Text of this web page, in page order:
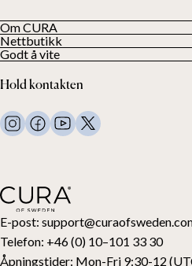
E-post:
Telefon: +46 (0) 10–101 33 30
Åpningstider: Mon-Fri 9:30-12
Om CURA
Om oss
Våre kunder
Nettbutikk
Alle våre produkter
Vektdyner
Sengetøy
Puter og annet
Overmadrasser
Gavekort
Godt å vite
Vilkår og betingelser
FAQ
Kontakt oss
Hold kontakten